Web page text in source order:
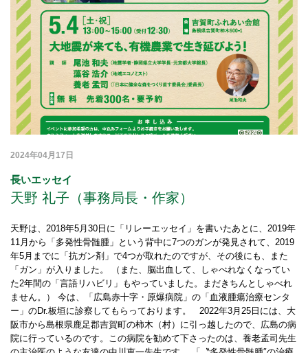
2024年04月17日
長いエッセイ
天野 礼子（事務局長・作家）
天野は、2018年5月30日に「リレーエッセイ」を書いたあとに、2019年
11月から「多発性骨髄腫」という背中に7つのガンが発見されて、2019
年5月までに「抗ガン剤」で4つが取れたのですが、その後にも、また
「ガン」が入りました。 （また、脳出血して、しゃべれなくなってい
た2年間の「言語リハビリ」もやっていました。まだきちんとしゃべれ
ません。） 今は、「広島赤十字・原爆病院」の「血液腫瘍治療センタ
ー」のDr.板垣に診察してもらっております。 2022年3月25日には、大
阪市から島根県鹿足郡吉賀町の柿木（村）に引っ越したので、広島の病
院に行っているのです。この病院を勧めて下さったのは、養老孟司先生